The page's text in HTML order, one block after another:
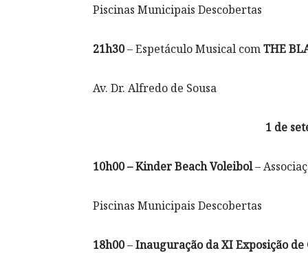
Piscinas Municipais Descobertas
21h30– Espetáculo Musical comTHE
Av. Dr. Alfredo de Sousa
1 de
10h00 – Kinder Beach Voleibol–
Piscinas Municipais Descobertas
18h00–Inauguração da XI Exposição de